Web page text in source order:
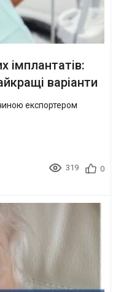
імплантатів:
варіанти
експортером
319 0